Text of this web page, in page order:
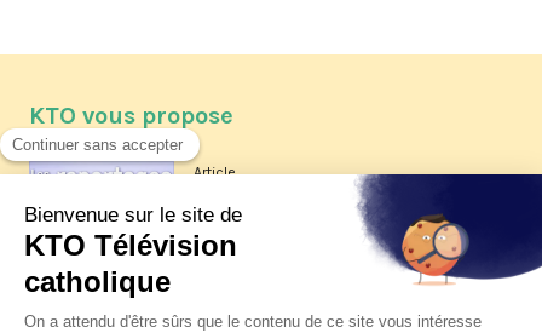
KTO vous propose
Article
Les reportages d'été 2026 de KTO
La visite pastorale du pape Léon
XIV à Assise à suivre sur KTO le